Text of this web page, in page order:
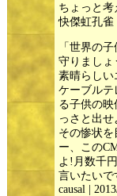
ちょっと考
快傑虹孔雀
「世界の
守りましょ
素晴らしい
ケーブルテ
る子供の映
っさと出せ
その惨状
ー、この
よ!月数千
言いたいで
causal |